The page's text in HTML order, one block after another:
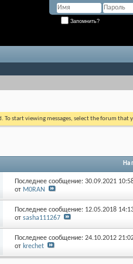
Запомнить?
To start viewing messages, select the forum
На
Последнее сообщение: 30.09.2021
от M0RAN
Последнее сообщение: 12.05.2018
отsasha111267
Последнее сообщение: 24.10.2012
отkrechet